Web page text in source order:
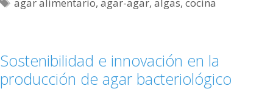
agar alimentario,agar-agar,algas,cocina
Sostenibilidad e innovación en la
producción de agar bacteriológico